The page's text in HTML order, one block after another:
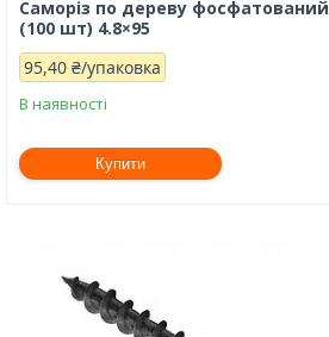
Саморіз по дереву фосфатований
(100 шт) 4.8×95
95,40 ₴/упаковка
В наявності
Купити